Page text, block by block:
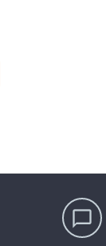
chat_bubble_outline